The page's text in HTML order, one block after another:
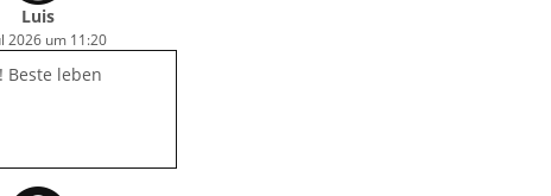
Luis
2026 um 11:20
Beste leben